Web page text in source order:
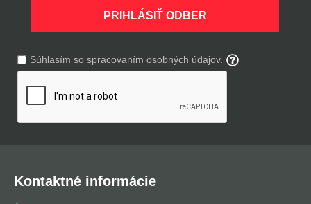
PRIHLÁSIŤ ODBER
Súhlasím so spracovaním osobných údajov.
Kontaktné informácie